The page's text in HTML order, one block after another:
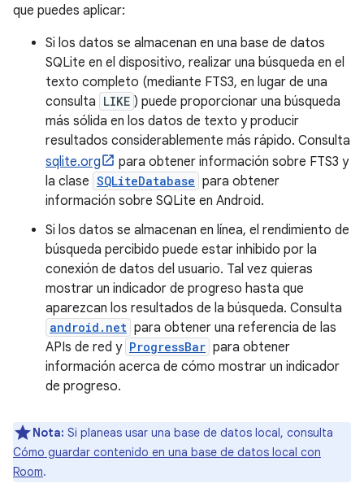
que puedes aplicar:
Si los datos se almacenan en una base de datos
SQLite en el dispositivo, realizar una búsqueda en el
texto completo (mediante FTS3, en lugar de una
consulta LIKE ) puede proporcionar una búsqueda
más sólida en los datos de texto y producir
resultados considerablemente más rápido. Consulta
sqlite.org
para obtener información sobre FTS3 y
la clase SQLiteDatabase para obtener
información sobre SQLite en Android.
Si los datos se almacenan en línea, el rendimiento de
búsqueda percibido puede estar inhibido por la
conexión de datos del usuario. Tal vez quieras
mostrar un indicador de progreso hasta que
aparezcan los resultados de la búsqueda. Consulta
android.net para obtener una referencia de las
APIs de red y ProgressBar para obtener
información acerca de cómo mostrar un indicador
de progreso.
Nota: Si planeas usar una base de datos local, consulta
Cómo guardar contenido en una base de datos local con
Room.